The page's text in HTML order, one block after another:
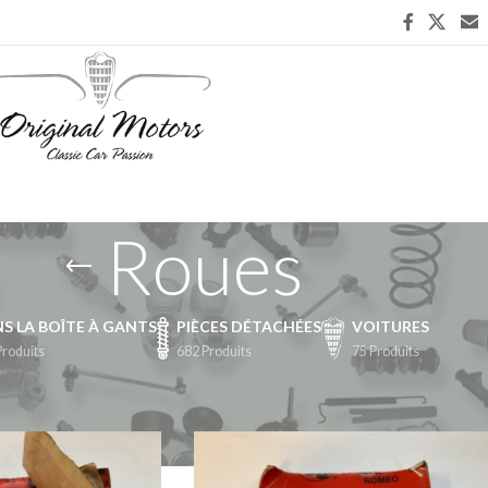
Roues
LA BOÎTE À GANTS PIÈCES DÉTACHÉES
682 Produits
VOITURES
75 Produits
Suspension/Roues 24